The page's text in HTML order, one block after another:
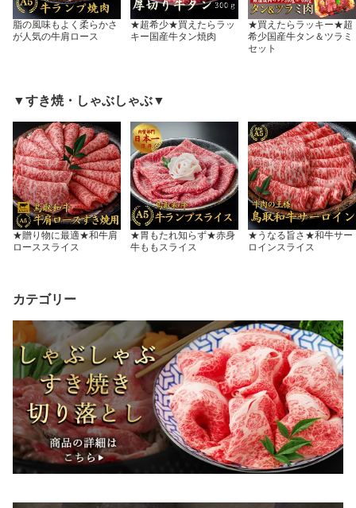
脂の風味もよく柔らかさ
が人気の牛肩ロース
★超希少★買えたらラッ
キー国産牛タン焼肉
★買えたらラッキー★超
希少国産牛タン＆ツラミ
セット
▼すき焼・しゃぶしゃぶ▼
★贈り物に最適★和牛肩
ローススライス
★胃もたれ知らず★赤身
牛ももスライス
★うなる旨さ★和牛サー
ロインスライス
カテゴリー